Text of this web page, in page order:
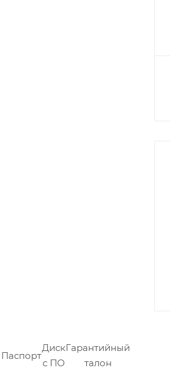
Паспорт
Диск
с ПО
Гарантийный
талон